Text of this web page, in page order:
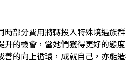
部分費用將轉投入特殊境遇族
的機會，當她們獲得更好的態
的向上循環，成就自己，亦能造